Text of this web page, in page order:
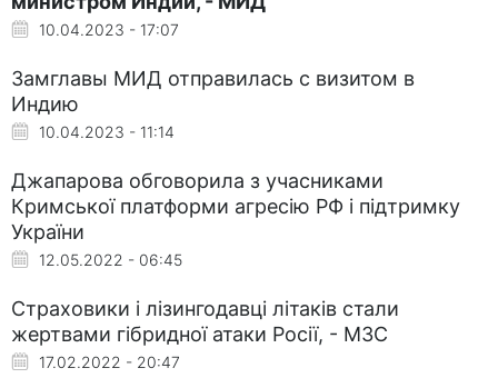
10.04.2023 - 17:07
Замглавы МИД отправилась с визитом в
Индию
10.04.2023 - 11:14
Джапарова обговорила з учасниками
Кримської платформи агресію РФ і підтримку
України
12.05.2022 - 06:45
Страховики і лізингодавці літаків стали
жертвами гібридної атаки Росії, - МЗС
17.02.2022 - 20:47